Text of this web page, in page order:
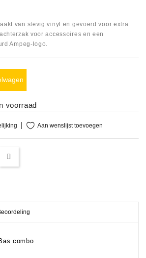
van stevig vinyl en gevoerd voor extra
voor accessoires en een
Ampeg-logo.
voorraad
Aan wenslijst toevoegen
combo